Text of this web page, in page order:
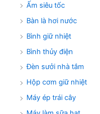
Ấm siêu tốc
Bàn là hơi nước
Bình giữ nhiệt
Bình thủy điện
Đèn sưởi nhà tắm
Hộp cơm giữ nhiệt
Máy ép trái cây